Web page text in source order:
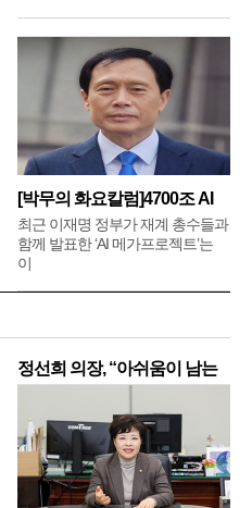
[박무의 화요칼럼]4700조 AI
메
최근 이재명 정부가 재계 총수들과
함께 발표한 ‘AI 메가프로젝트’는
이
정선희 의장, “아쉬움이 남는